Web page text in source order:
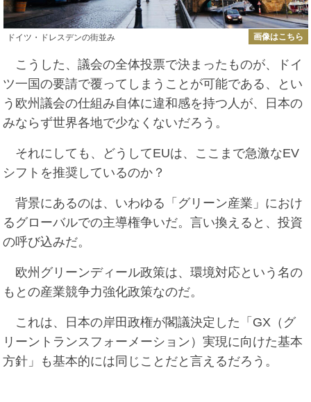
ドイツ・ドレスデンの街並み 画像はこちら
こうした、議会の全体投票で決まったものが、ドイ
ツ一国の要請で覆ってしまうことが可能である、とい
う欧州議会の仕組み自体に違和感を持つ人が、日本の
みならず世界各地で少なくないだろう。
それにしても、どうしてEUは、ここまで急激なEV
シフトを推奨しているのか？
背景にあるのは、いわゆる「グリーン産業」におけ
るグローバルでの主導権争いだ。言い換えると、投資
の呼び込みだ。
欧州グリーンディール政策は、環境対応という名の
もとの産業競争力強化政策なのだ。
これは、日本の岸田政権が閣議決定した「GX（グ
リーントランスフォーメーション）実現に向けた基本
方針」も基本的には同じことだと言えるだろう。